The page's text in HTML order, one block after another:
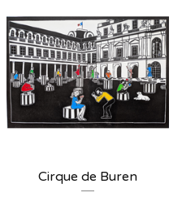
Cirque de Buren